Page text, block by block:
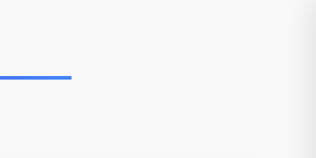
тему оформления